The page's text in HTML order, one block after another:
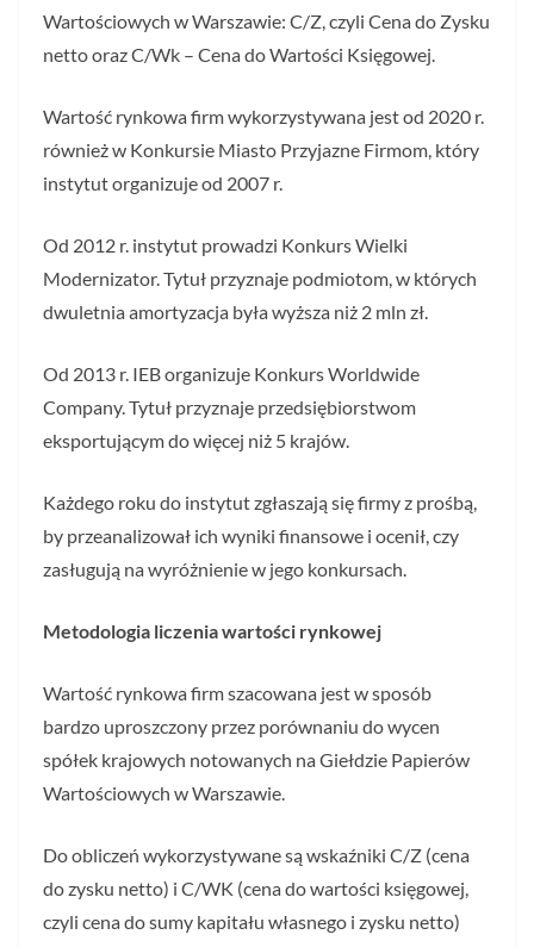
Wartościowych w Warszawie: C/Z, czyli Cena do Zysku
netto oraz C/Wk – Cena do Wartości Księgowej.
Wartość rynkowa firm wykorzystywana jest od 2020 r.
również w Konkursie Miasto Przyjazne Firmom, który
instytut organizuje od 2007 r.
Od 2012 r. instytut prowadzi Konkurs Wielki
Modernizator. Tytuł przyznaje podmiotom, w których
dwuletnia amortyzacja była wyższa niż 2 mln zł.
Od 2013 r. IEB organizuje Konkurs Worldwide
Company. Tytuł przyznaje przedsiębiorstwom
eksportującym do więcej niż 5 krajów.
Każdego roku do instytut zgłaszają się firmy z prośbą,
by przeanalizował ich wyniki finansowe i ocenił, czy
zasługują na wyróżnienie w jego konkursach.
Metodologia liczenia wartości rynkowej
Wartość rynkowa firm szacowana jest w sposób
bardzo uproszczony przez porównaniu do wycen
spółek krajowych notowanych na Giełdzie Papierów
Wartościowych w Warszawie.
Do obliczeń wykorzystywane są wskaźniki C/Z (cena
do zysku netto) i C/WK (cena do wartości księgowej,
czyli cena do sumy kapitału własnego i zysku netto)